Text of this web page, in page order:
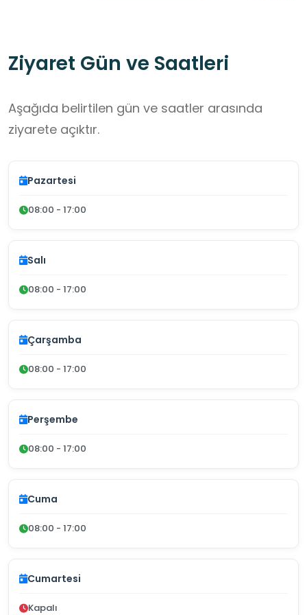
Ziyaret Gün ve Saatleri
Aşağıda belirtilen gün ve saatler arasında
ziyarete açıktır.
Pazartesi
08:00 - 17:00
Salı
08:00 - 17:00
Çarşamba
08:00 - 17:00
Perşembe
08:00 - 17:00
Cuma
08:00 - 17:00
Cumartesi
Kapalı